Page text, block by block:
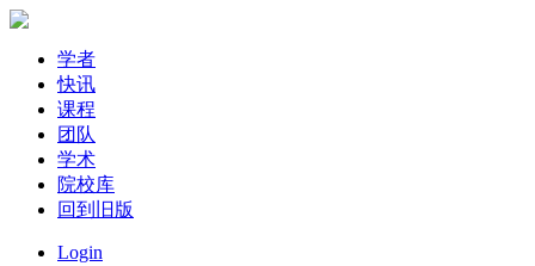
学者
快讯
课程
团队
学术
院校库
回到旧版
Login